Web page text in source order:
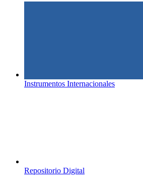
Instrumentos Internacionales
Repositorio Digital